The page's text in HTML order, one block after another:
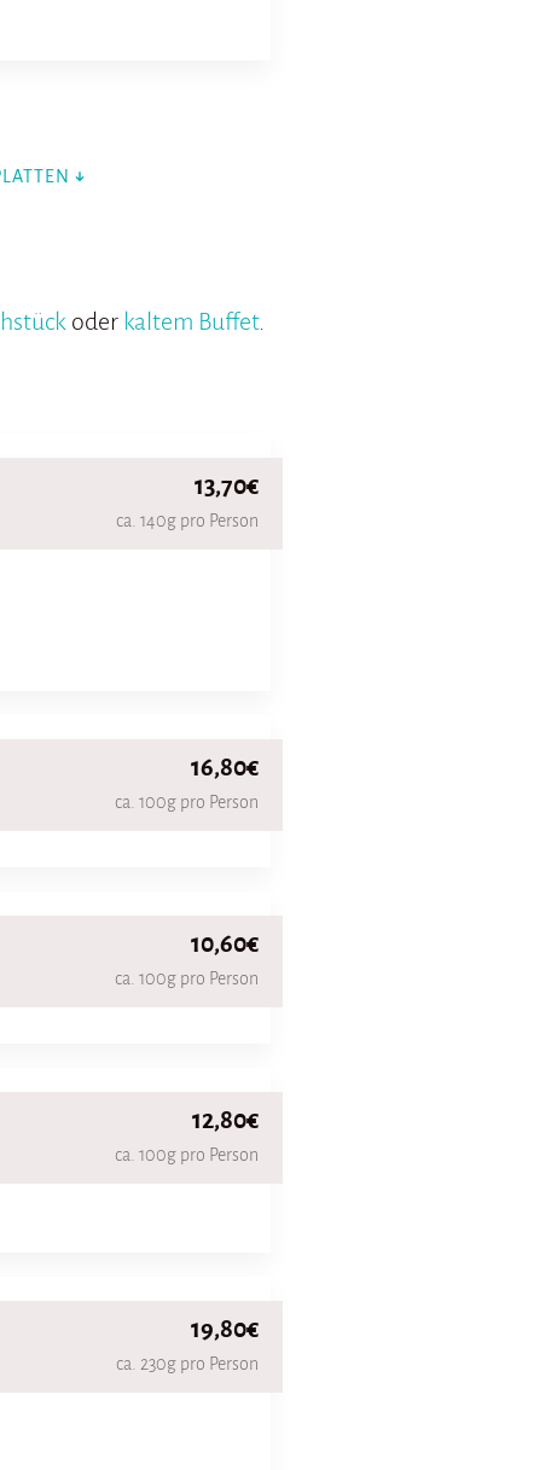
oder kaltem Buffet.
13,70€
ca. 140g pro Person
16,80€
ca. 100g pro Person
10,60€
ca. 100g pro Person
12,80€
ca. 100g pro Person
19,80€
ca. 230g pro Person